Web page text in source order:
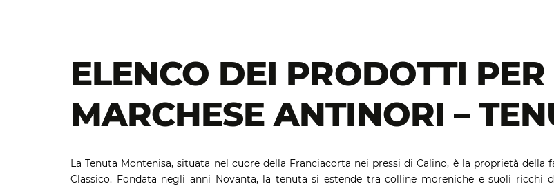
ELENCO DEI PRODOTTI
MARCHESE ANTINORI –
La Tenuta Montenisa, situata nel cuore della Franciacorta nei pressi di Calino, è la proprietà
Classico. Fondata negli anni Novanta, la tenuta si estende tra colline moreniche e suoli ricchi